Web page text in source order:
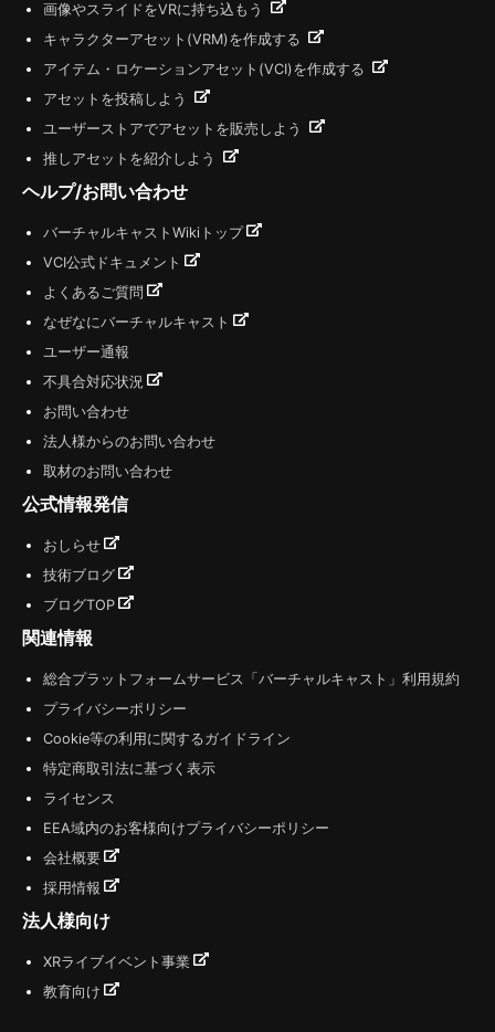
画像やスライドをVRに持ち込もう
キャラクターアセット(VRM)を作成する
アイテム・ロケーションアセット(VCI)を作成する
アセットを投稿しよう
ユーザーストアでアセットを販売しよう
推しアセットを紹介しよう
ヘルプ/お問い合わせ
バーチャルキャストWikiトップ
VCI公式ドキュメント
よくあるご質問
なぜなにバーチャルキャスト
ユーザー通報
不具合対応状況
お問い合わせ
法人様からのお問い合わせ
取材のお問い合わせ
公式情報発信
おしらせ
技術ブログ
ブログTOP
関連情報
総合プラットフォームサービス「バーチャルキャスト」利用規約
プライバシーポリシー
Cookie等の利用に関するガイドライン
特定商取引法に基づく表示
ライセンス
EEA域内のお客様向けプライバシーポリシー
会社概要
採用情報
法人様向け
XRライブイベント事業
教育向け